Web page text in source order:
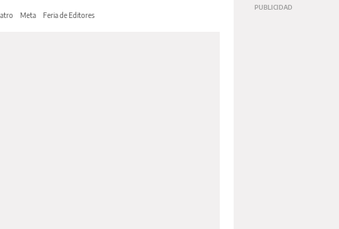
Meta Feria de Editores